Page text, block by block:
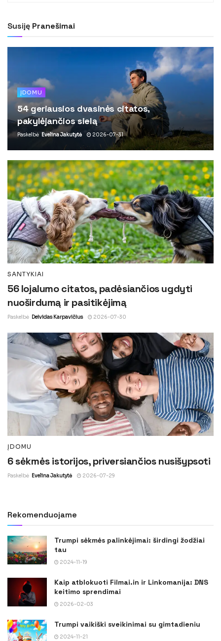
Susiję Pranešimai
ĮDOMU
54 geriausios dvasinės citatos,
pakylėjančios sielą
Paskelbė Evelina Jakutytė 2026-07-31
SANTYKIAI
56 lojalumo citatos, padėsiančios ugdyti
nuoširdumą ir pasitikėjimą
Paskelbė Deividas Karpavičius 2026-07-30
ĮDOMU
6 sėkmės istorijos, priversiančios nusišypsoti
Paskelbė Evelina Jakutytė 2026-07-29
Rekomenduojame
Trumpi sėkmės palinkėjimai: širdingi žodžiai
tau
2024-11-19
Kaip atblokuoti Filmai.in ir Linkomanija: DNS
keitimo sprendimai
2026-02-03
Trumpi vaikiški sveikinimai su gimtadieniu
2024-11-21